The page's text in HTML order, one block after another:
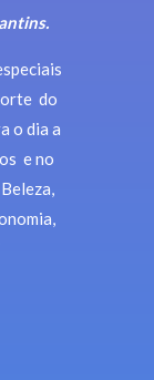
do
o dia a
e no